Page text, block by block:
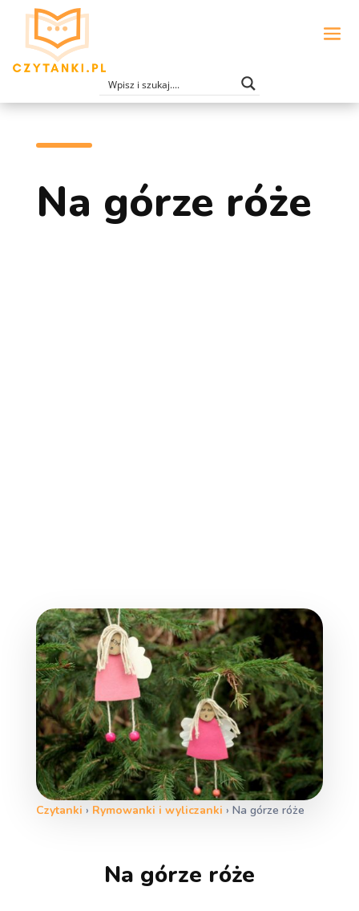
Na górze róże
Czytanki › Rymowanki i wyliczanki › Na górze róże
Na górze róże